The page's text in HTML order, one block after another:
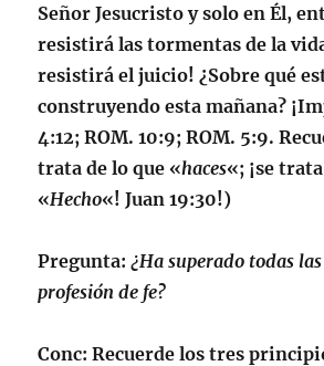
Señor Jesucristo y solo en Él,
resistirá las tormentas de la
resistirá el juicio! ¿Sobre qué
construyendo esta mañana?
4:12; ROM. 10:9; ROM. 5:9.
trata de lo que «haces«; ¡se
«Hecho«!Juan 19:30!)
Pregunta:¿Ha superado todas
profesión de fe?
Conc: Recuerde los tres